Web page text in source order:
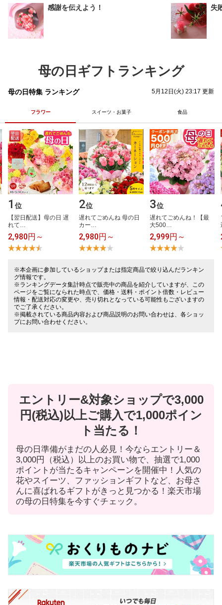
感謝を伝えよう！ 失
母の日ギフトランキング
母の日特集 ランキング 5月12日(火) 23:17 更新
フラワー スイーツ・お菓子 食品
1 位
【​翌​日​配​送​】​母​の​日​ ​遅​
れ​て​…
2,980円～
2位
遅​れ​て​ご​め​ん​ね​ ​母​の​日​ ​
カ​ー​…
2,980円～
3位
遅​れ​て​ご​め​ん​ね​！​【​最​
大​5​0​0​…
2,999円～
※本企画に参加しているショップまたは指定商品で絞り込んだランキン
グ情報です。
※ランキングデータ集計時点で販売中の商品を紹介していますが、この
ページをご覧になられた時点で、価格・送料・ポイント倍数・レビュー
情報・配送対応の変更や、売り切れとなっている可能性もございますの
でご了承ください。
※掲載されている商品内容および商品説明のお問い合わせは、各ショッ
プにお問い合わせください。
エントリー&対象ショップで3,000
円(税込)以上ご購入で1,000ポイン
ト当たる！
母の日準備がまだの人必見！今ならエントリー＆
3,000円（税込）以上のお買い物で、抽選で1,000
ポイントが当たるキャンペーンを開催中！人気の
花やスイーツ、ファッションギフトなど、お母さ
んに喜ばれるギフトがきっと見つかる！楽天市場
の母の日特集を今すぐチェック。